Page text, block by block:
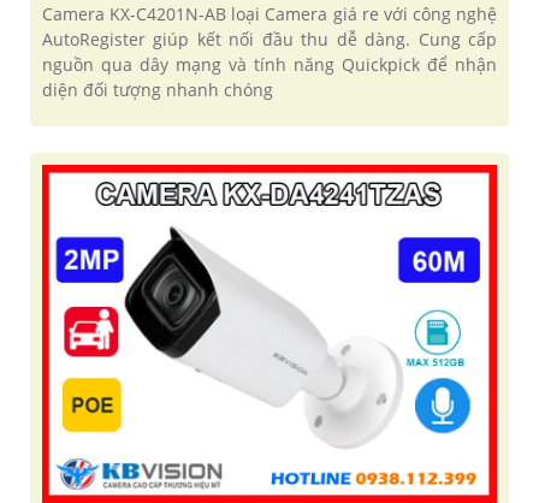
Camera KX-C4201N-AB loại Camera giá re với công nghệ
AutoRegister giúp kết nối đầu thu dễ dàng. Cung cấp
nguồn qua dây mạng và tính năng Quickpick để nhận
diện đối tượng nhanh chóng